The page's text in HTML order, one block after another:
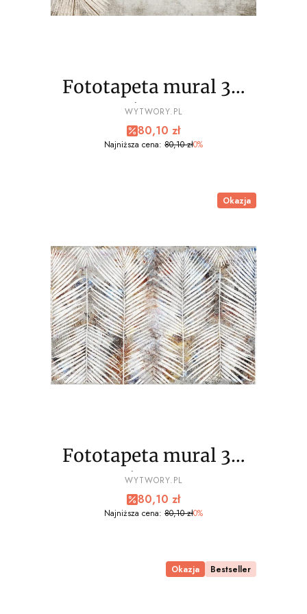
Fototapeta mural 3D
palmy liście wz9 - NA
WYMIAR
PRODUCENT
WYTWORY.PL
Cena promocyjna
80,10 zł
Najniższa cena: 80,10 zł0%
Okazja
Fototapeta mural 3D
palmy liście wz10 - NA
WYMIAR
PRODUCENT
WYTWORY.PL
Cena promocyjna
80,10 zł
Najniższa cena: 80,10 zł0%
Okazja Bestseller